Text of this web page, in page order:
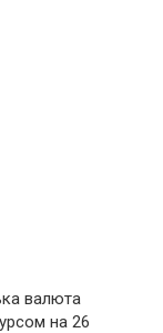
валюта
на 26